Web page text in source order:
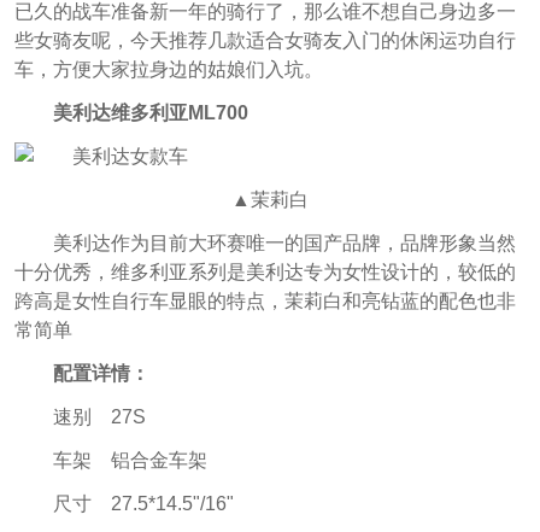
已久的战车准备新一年的骑行了，那么谁不想自己身边多一
些女骑友呢，今天推荐几款适合女骑友入门的休闲运功自行
车，方便大家拉身边的姑娘们入坑。
美利达维多利亚ML700
▲茉莉白
美利达作为目前大环赛唯一的国产品牌，品牌形象当然
十分优秀，维多利亚系列是美利达专为女性设计的，较低的
跨高是女性自行车显眼的特点，茉莉白和亮钻蓝的配色也非
常简单
配置详情：
速别 27S
车架 铝合金车架
尺寸 27.5*14.5"/16"